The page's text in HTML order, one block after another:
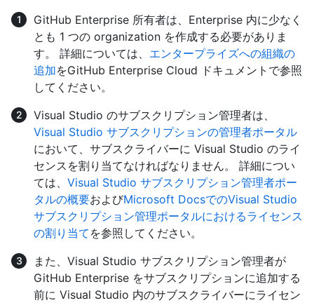
GitHub Enterprise 所有者は、Enterprise 内に少なく
とも 1 つの organization を作成する必要がありま
す。 詳細については、 エンタープライズへの組織の
追加をGitHub Enterprise Cloud ドキュメントで参照
してください。
Visual Studio のサブスクリプション管理者は、
Visual Studio サブスクリプションの管理者ポータル
において、サブスクライバーに Visual Studio のライ
センスを割り当てなければなりません。 詳細につい
ては、 Visual Studio サブスクリプション管理者ポー
タルの概要およびMicrosoft DocsでのVisual Studio
サブスクリプション管理ポータルにおけるライセンス
の割り当て を参照してください。
また、Visual Studio サブスクリプション管理者が
GitHub Enterprise をサブスクリプションに追加する
前に Visual Studio 内のサブスクライバーにライセン